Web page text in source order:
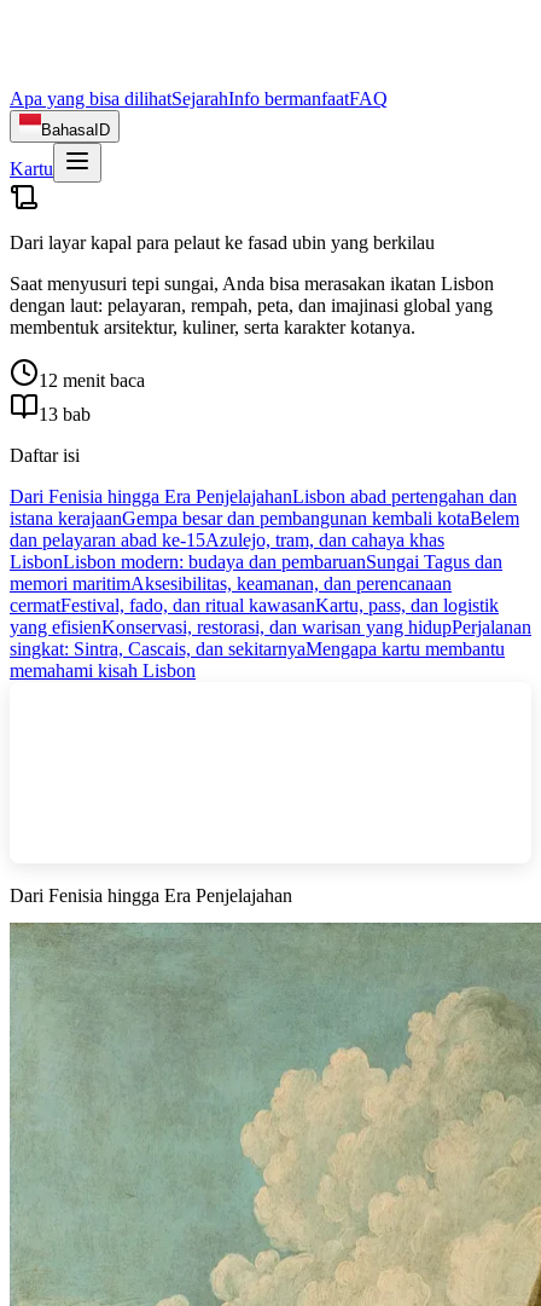
Apa yang bisa dilihatSejarahInfo bermanfaatFAQ
BahasaID
Kartu
Dari layar kapal para pelaut ke fasad ubin yang berkilau
Saat menyusuri tepi sungai, Anda bisa merasakan ikatan Lisbon
dengan laut: pelayaran, rempah, peta, dan imajinasi global yang
membentuk arsitektur, kuliner, serta karakter kotanya.
12 menit baca
13 bab
Daftar isi
Dari Fenisia hingga Era PenjelajahanLisbon abad pertengahan dan
istana kerajaanGempa besar dan pembangunan kembali kotaBelem
dan pelayaran abad ke-15Azulejo, tram, dan cahaya khas
LisbonLisbon modern: budaya dan pembaruanSungai Tagus dan
memori maritimAksesibilitas, keamanan, dan perencanaan
cermatFestival, fado, dan ritual kawasanKartu, pass, dan logistik
yang efisienKonservasi, restorasi, dan warisan yang hidupPerjalanan
singkat: Sintra, Cascais, dan sekitarnyaMengapa kartu membantu
memahami kisah Lisbon
Dari Fenisia hingga Era Penjelajahan